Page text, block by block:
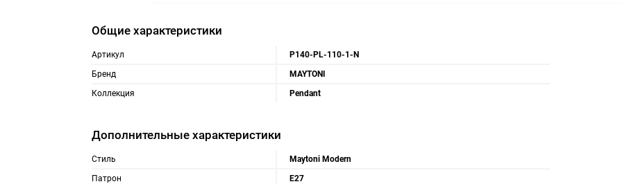
Общие характеристики
Артикул
P140-PL-110-1-N
Бренд
MAYTONI
Коллекция
Pendant
Дополнительные характеристики
Стиль
Maytoni Modern
Патрон
E27